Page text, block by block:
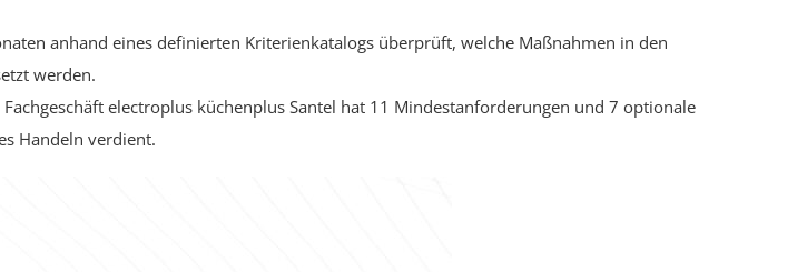
anhand eines definierten Kriterienkatalogs überprüft, welche Maßnahmen in den
werden.
electroplus küchenplus Santel hat 11 Mindestanforderungen und 7 optionale
Handeln verdient.